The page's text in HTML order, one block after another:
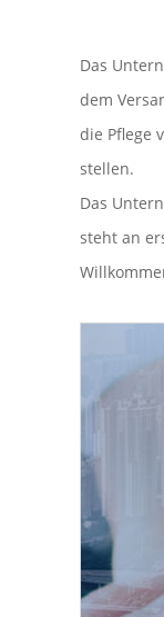
Das
dem
die Pflege
stellen.
Das
steht an